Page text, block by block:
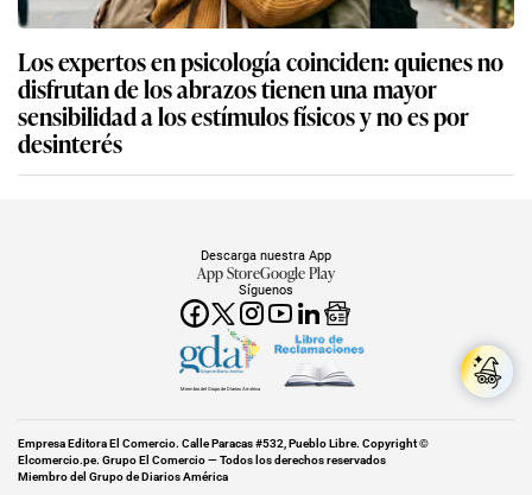
Los expertos en psicología coinciden: quienes no
disfrutan de los abrazos tienen una mayor
sensibilidad a los estímulos físicos y no es por
desinterés
Síguenos
Descarga nuestra App
App StoreGoogle Play
Miembro del Grupo de Diarios América
Empresa Editora El Comercio. Calle Paracas #532, Pueblo Libre. Copyright ©
Elcomercio.pe. Grupo El Comercio — Todos los derechos reservados
Miembro del Grupo de Diarios América